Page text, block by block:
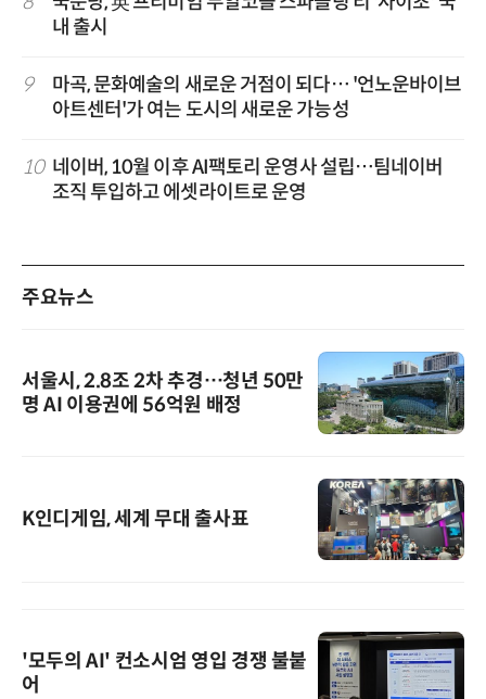
내 출시
9
마곡, 문화예술의 새로운 거점이 되다… '언노운바이브
아트센터'가 여는 도시의 새로운 가능성
10 네이버, 10월 이후 AI팩토리 운영사 설립…팀네이버
조직 투입하고 에셋라이트로 운영
주요뉴스
서울시, 2.8조 2차 추경…청년 50만
명 AI 이용권에 56억원 배정
K인디게임, 세계 무대 출사표
'모두의 AI' 컨소시엄 영입 경쟁 불붙
어